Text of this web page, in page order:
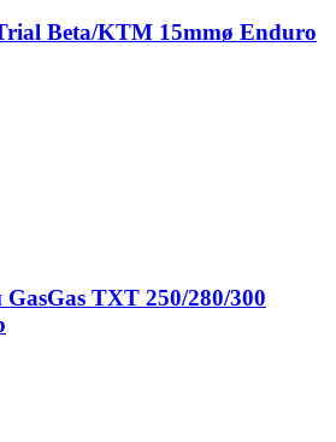
Beta/KTM 15mmø Enduro
TXT 250/280/300